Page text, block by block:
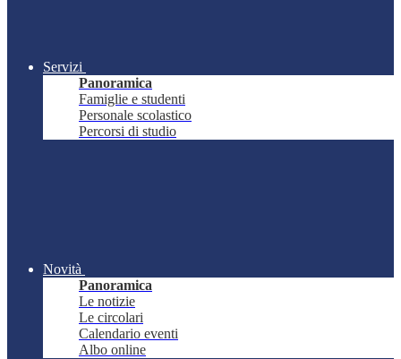
Servizi
Panoramica
Famiglie e studenti
Personale scolastico
Percorsi di studio
Novità
Panoramica
Le notizie
Le circolari
Calendario eventi
Albo online